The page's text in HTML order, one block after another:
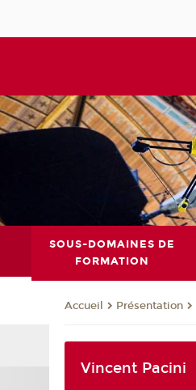
SOUS-DOMAINES DE
FORMATION
Accueil Présentation
Vincent Pacini